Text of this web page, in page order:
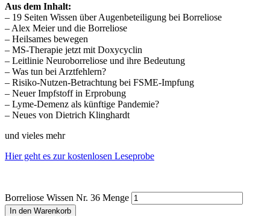
Aus dem Inhalt:
– 19 Seiten Wissen über Augenbeteiligung bei Borreliose
– Alex Meier und die Borreliose
– Heilsames bewegen
– MS-Therapie jetzt mit Doxycyclin
– Leitlinie Neuroborreliose und ihre Bedeutung
– Was tun bei Arztfehlern?
– Risiko-Nutzen-Betrachtung bei FSME-Impfung
– Neuer Impfstoff in Erprobung
– Lyme-Demenz als künftige Pandemie?
– Neues von Dietrich Klinghardt
und vieles mehr
Hier geht es zur kostenlosen Leseprobe
Borreliose Wissen Nr. 36 Menge
In den Warenkorb